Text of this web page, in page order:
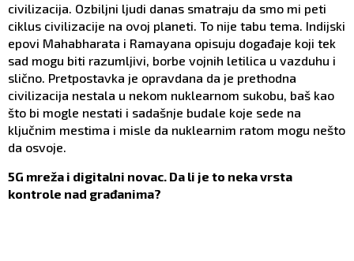
civilizacija. Ozbiljni ljudi danas smatraju da smo mi peti
ciklus civilizacije na ovoj planeti. To nije tabu tema. Indijski
epovi Mahabharata i Ramayana opisuju događaje koji tek
sad mogu biti razumljivi, borbe vojnih letilica u vazduhu i
slično. Pretpostavka je opravdana da je prethodna
civilizacija nestala u nekom nuklearnom sukobu, baš kao
što bi mogle nestati i sadašnje budale koje sede na
ključnim mestima i misle da nuklearnim ratom mogu nešto
da osvoje.
5G mreža i digitalni novac. Da li je to neka vrsta
kontrole nad građanima?